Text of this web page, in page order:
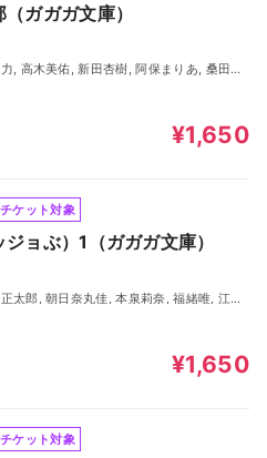
ガガガ文庫）
奈丸佳
¥1,650
チケット対象
ョぶ）1（ガガガ文庫）
¥1,650
チケット対象